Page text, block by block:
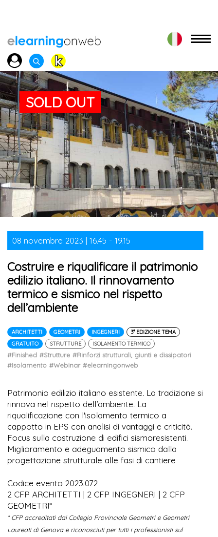
SOLD OUT
08 novembre 2023 | 16.45 - 19.15
Costruire e riqualificare il patrimonio
edilizio italiano. Il rinnovamento
termico e sismico nel rispetto
dell’ambiente
ARCHITETTI GEOMETRI INGEGNERI
3° EDIZIONE TEMA
GRATUITO
STRUTTURE ISOLAMENTO TERMICO
#Finished #Strutture #Rinforzi strutturali, giunti e dissipatori
#Isolamento #Webinar #elearningonweb
Patrimonio edilizio italiano esistente. La tradizione si
rinnova nel rispetto dell’ambiente. La
riqualificazione con l'isolamento termico a
cappotto in EPS con analisi di vantaggi e criticità.
Focus sulla costruzione di edifici sismoresistenti.
Miglioramento e adeguamento sismico dalla
progettazione strutturale alle fasi di cantiere
Codice evento 2023.072
2 CFP ARCHITETTI | 2 CFP INGEGNERI | 2 CFP
GEOMETRI*
* CFP accreditati dal Collegio Provinciale Geometri e Geometri
Laureati di Genova e riconosciuti per tutti i professionisti sul